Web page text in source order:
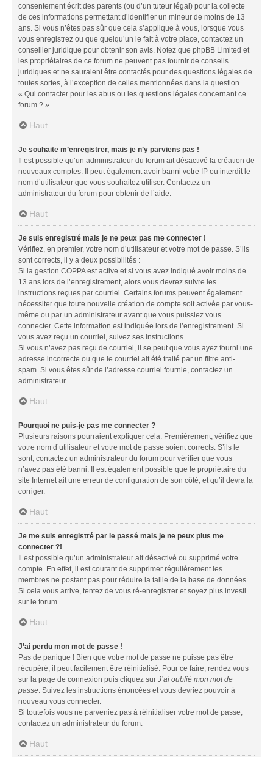
consentement écrit des parents (ou d’un tuteur légal) pour la collecte
de ces informations permettant d’identifier un mineur de moins de 13
ans. Si vous n’êtes pas sûr que cela s’applique à vous, lorsque vous
vous enregistrez ou que quelqu’un le fait à votre place, contactez un
conseiller juridique pour obtenir son avis. Notez que phpBB Limited et
les propriétaires de ce forum ne peuvent pas fournir de conseils
juridiques et ne sauraient être contactés pour des questions légales de
toutes sortes, à l’exception de celles mentionnées dans la question
« Qui contacter pour les abus ou les questions légales concernant ce
forum ? ».
Haut
Je souhaite m’enregistrer, mais je n’y parviens pas !
Il est possible qu’un administrateur du forum ait désactivé la création de
nouveaux comptes. Il peut également avoir banni votre IP ou interdit le
nom d’utilisateur que vous souhaitez utiliser. Contactez un
administrateur du forum pour obtenir de l’aide.
Haut
Je suis enregistré mais je ne peux pas me connecter !
Vérifiez, en premier, votre nom d’utilisateur et votre mot de passe. S’ils
sont corrects, il y a deux possibilités :
Si la gestion COPPA est active et si vous avez indiqué avoir moins de
13 ans lors de l’enregistrement, alors vous devrez suivre les
instructions reçues par courriel. Certains forums peuvent également
nécessiter que toute nouvelle création de compte soit activée par vous-
même ou par un administrateur avant que vous puissiez vous
connecter. Cette information est indiquée lors de l’enregistrement. Si
vous avez reçu un courriel, suivez ses instructions.
Si vous n’avez pas reçu de courriel, il se peut que vous ayez fourni une
adresse incorrecte ou que le courriel ait été traité par un filtre anti-
spam. Si vous êtes sûr de l’adresse courriel fournie, contactez un
administrateur.
Haut
Pourquoi ne puis-je pas me connecter ?
Plusieurs raisons pourraient expliquer cela. Premièrement, vérifiez que
votre nom d’utilisateur et votre mot de passe soient corrects. S’ils le
sont, contactez un administrateur du forum pour vérifier que vous
n’avez pas été banni. Il est également possible que le propriétaire du
site Internet ait une erreur de configuration de son côté, et qu’il devra la
corriger.
Haut
Je me suis enregistré par le passé mais je ne peux plus me
connecter ?!
Il est possible qu’un administrateur ait désactivé ou supprimé votre
compte. En effet, il est courant de supprimer régulièrement les
membres ne postant pas pour réduire la taille de la base de données.
Si cela vous arrive, tentez de vous ré-enregistrer et soyez plus investi
sur le forum.
Haut
J’ai perdu mon mot de passe !
Pas de panique ! Bien que votre mot de passe ne puisse pas être
récupéré, il peut facilement être réinitialisé. Pour ce faire, rendez vous
sur la page de connexion puis cliquez sur J’ai oublié mon mot de
passe. Suivez les instructions énoncées et vous devriez pouvoir à
nouveau vous connecter.
Si toutefois vous ne parveniez pas à réinitialiser votre mot de passe,
contactez un administrateur du forum.
Haut